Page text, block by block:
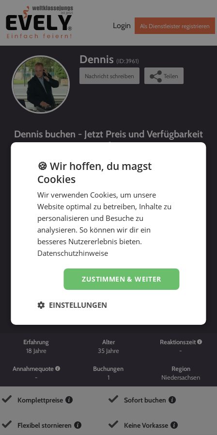
Login Als Dienstleister registrieren
Dennis (ID:3961)
Nachricht schreiben Teilen
Dennis buchen - Jetzt Preis und Verfügbarkeit
prüfen!
bis
Erfahrung
18 Jahre
Alter
35 Jahre
Reaktionszeit
-
Annahmequote
-
Buchungen
1
Region
Niedersachsen
Komplettpreise Sofort buchen
Flexibel stornieren Keine Vorkasse
🍪 Wir hoffen, du magst
Cookies
Wir verwenden Cookies, um unsere
Website optimal zu betreiben, Inhalte zu
personalisieren und Besuche zu
analysieren. So können wir dir ein
besseres Nutzererlebnis bieten.
Datenschutzhinweise
ZUSTIMMEN & WEITER
EINSTELLUNGEN